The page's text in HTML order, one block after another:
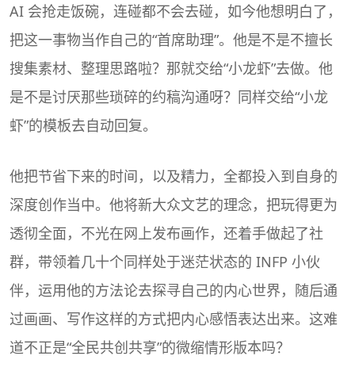
AI 会抢走饭碗，连碰都不会去碰，如今他想明白了，
把这一事物当作自己的“首席助理”。他是不是不擅长
搜集素材、整理思路啦？那就交给“小龙虾”去做。他
是不是讨厌那些琐碎的约稿沟通呀？同样交给“小龙
虾”的模板去自动回复。
他把节省下来的时间，以及精力，全都投入到自身的
深度创作当中。他将新大众文艺的理念，把玩得更为
透彻全面，不光在网上发布画作，还着手做起了社
群，带领着几十个同样处于迷茫状态的 INFP 小伙
伴，运用他的方法论去探寻自己的内心世界，随后通
过画画、写作这样的方式把内心感悟表达出来。这难
道不正是“全民共创共享”的微缩情形版本吗？